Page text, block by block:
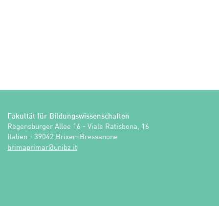
Fakultät für Bildungswissenschaften
Regensburger Allee 16 - Viale Ratisbona, 16
Italien - 39042 Brixen-Bressanone
ti.zbinu@ramirpamirb